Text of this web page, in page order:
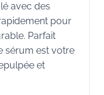
avec des
pour
Parfait
sérum est votre
et